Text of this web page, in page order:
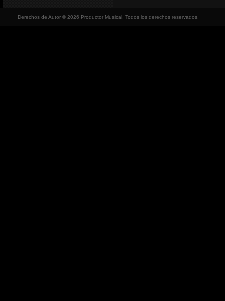
Derechos de Autor © 2026 Productor Musical, Todos los derechos reservados.